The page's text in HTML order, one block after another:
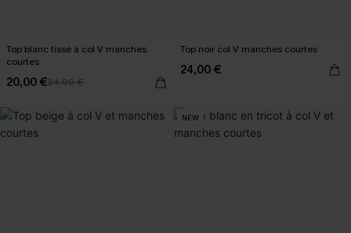
Top blanc tissé à col V manches
courtes
20,00 €24,00 €
Top noir col V manches courtes
24,00 €
NEW